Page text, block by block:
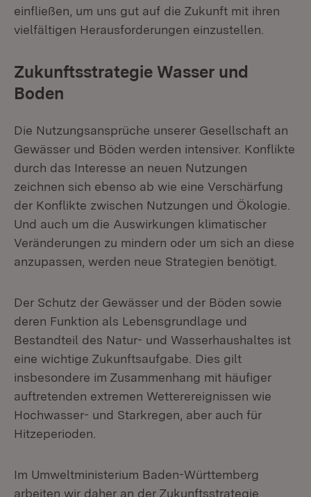
einfließen, um uns gut auf die Zukunft mit ihren
vielfältigen Herausforderungen einzustellen.
Zukunftsstrategie Wasser und
Boden
Die Nutzungsansprüche unserer Gesellschaft an
Gewässer und Böden werden intensiver. Konflikte
durch das Interesse an neuen Nutzungen
zeichnen sich ebenso ab wie eine Verschärfung
der Konflikte zwischen Nutzungen und Ökologie.
Und auch um die Auswirkungen klimatischer
Veränderungen zu mindern oder um sich an diese
anzupassen, werden neue Strategien benötigt.
Der Schutz der Gewässer und der Böden sowie
deren Funktion als Lebensgrundlage und
Bestandteil des Natur- und Wasserhaushaltes ist
eine wichtige Zukunftsaufgabe. Dies gilt
insbesondere im Zusammenhang mit häufiger
auftretenden extremen Wetterereignissen wie
Hochwasser- und Starkregen, aber auch für
Hitzeperioden.
Im Umweltministerium Baden-Württemberg
arbeiten wir daher an der Zukunftsstrategie